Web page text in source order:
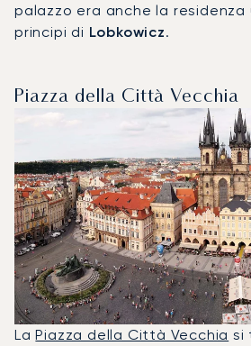
palazzo era anche la residenza
principi di Lobkowicz.
Piazza della Città Vecchia
LaPiazza della Città Vecchia si